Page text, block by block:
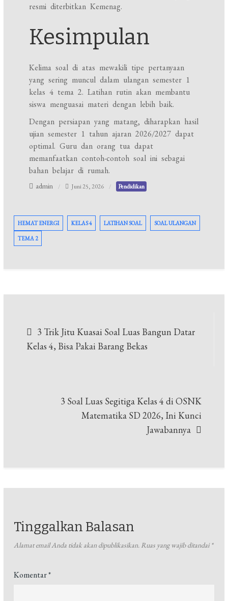
resmi diterbitkan Kemenag.
Kesimpulan
Kelima soal di atas mewakili tipe pertanyaan
yang sering muncul dalam ulangan semester 1
kelas 4 tema 2. Latihan rutin akan membantu
siswa menguasai materi dengan lebih baik.
Dengan persiapan yang matang, diharapkan hasil
ujian semester 1 tahun ajaran 2026/2027 dapat
optimal. Guru dan orang tua dapat
memanfaatkan contoh-contoh soal ini sebagai
bahan belajar di rumah.
admin Juni 25, 2026 Pendidikan
HEMAT ENERGI KELAS 4 LATIHAN SOAL SOAL ULANGAN
TEMA 2
pos
3 Trik Jitu Kuasai Soal Luas Bangun Datar
Kelas 4, Bisa Pakai Barang Bekas
3 Soal Luas Segitiga Kelas 4 di OSNK
Matematika SD 2026, Ini Kunci
Jawabannya
Tinggalkan Balasan
Alamat email Anda tidak akan dipublikasikan. Ruas yang wajib ditandai *
Komentar*